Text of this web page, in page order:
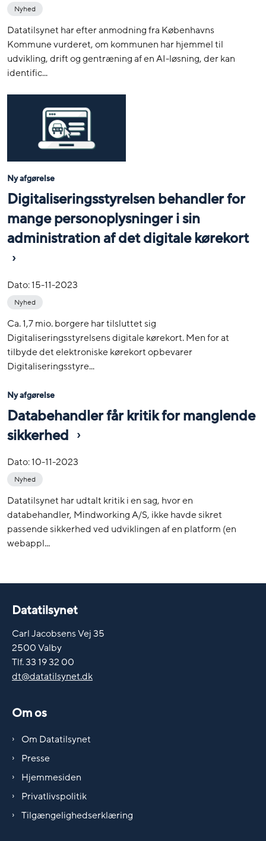
Nyhed
Datatilsynet har efter anmodning fra Københavns
Kommune vurderet, om kommunen har hjemmel til
udvikling, drift og gentræning af en AI-løsning, der kan
identific...
Ny afgørelse
Digitaliseringsstyrelsen behandler for
mange personoplysninger i sin
administration af det digitale kørekort
Dato:15-11-2023
Nyhed
Ca. 1,7 mio. borgere har tilsluttet sig
Digitaliseringsstyrelsens digitale kørekort. Men for at
tilbyde det elektroniske kørekort opbevarer
Digitaliseringsstyre...
Ny afgørelse
Databehandler får kritik for manglende
sikkerhed
Dato:10-11-2023
Nyhed
Datatilsynet har udtalt kritik i en sag, hvor en
databehandler, Mindworking A/S, ikke havde sikret
passende sikkerhed ved udviklingen af en platform (en
webappl...
Datatilsynet
Carl Jacobsens Vej 35
2500 Valby
Tlf. 33 19 32 00
dt@datatilsynet.dk
Om os
Om Datatilsynet
Presse
Hjemmesiden
Privatlivspolitik
Tilgængelighedserklæring